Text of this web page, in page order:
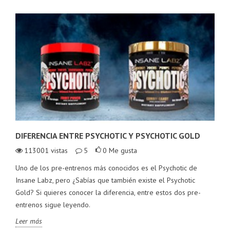
DIFERENCIA ENTRE PSYCHOTIC Y PSYCHOTIC GOLD
113001 vistas 5 0 Me gusta
Uno de los pre-entrenos más conocidos es el Psychotic de
Insane Labz, pero ¿Sabías que también existe el Psychotic
Gold? Si quieres conocer la diferencia, entre estos dos pre-
entrenos sigue leyendo.
Leer más